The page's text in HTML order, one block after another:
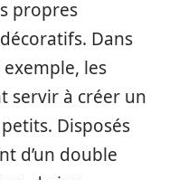
propres
Dans
les
servir à créer un
Disposés
d’un double